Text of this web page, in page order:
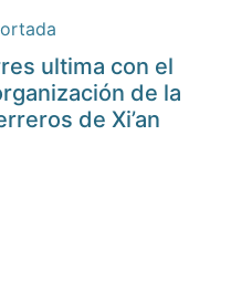
ultima con el
de la
de Xi’an